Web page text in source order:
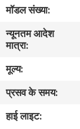
कारखाने
का
गुणवत्ता
नियंत्रण
मॉडल संख्या:
न्यूनतम आदेश
मात्रा:
मूल्य:
प्रसव के समय:
हाई लाइट: